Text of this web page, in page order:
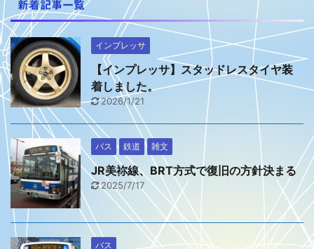
新着記事一覧
インプレッサ
【インプレッサ】スタッドレスタイヤ装
着しました。
2026/1/21
バス 鉄道 雑文
JR美祢線、BRT方式で復旧の方針決まる
2025/7/17
バス